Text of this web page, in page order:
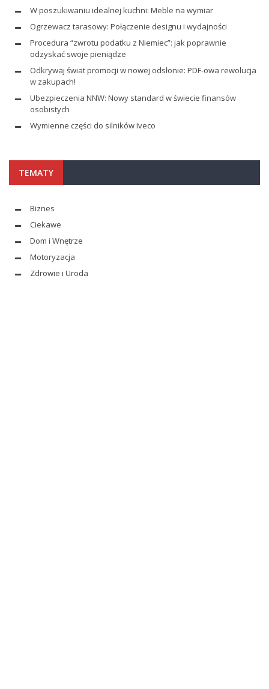
W poszukiwaniu idealnej kuchni: Meble na wymiar
Ogrzewacz tarasowy: Połączenie designu i wydajności
Procedura “zwrotu podatku z Niemiec”: jak poprawnie
odzyskać swoje pieniądze
Odkrywaj świat promocji w nowej odsłonie: PDF-owa rewolucja
w zakupach!
Ubezpieczenia NNW: Nowy standard w świecie finansów
osobistych
Wymienne części do silników Iveco
TEMATY
Biznes
Ciekawe
Dom i Wnętrze
Motoryzacja
Zdrowie i Uroda